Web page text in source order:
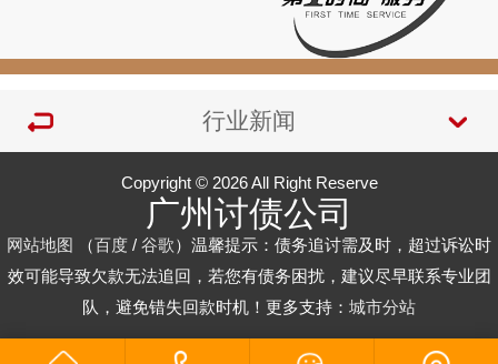
行业新闻
Copyright © 2026 All Right Reserve
广州讨债公司
网站地图 （百度 / 谷歌）温馨提示：债务追讨需及时，超过诉讼时
效可能导致欠款无法追回，若您有债务困扰，建议尽早联系专业团
队，避免错失回款时机！更多支持： 城市分站